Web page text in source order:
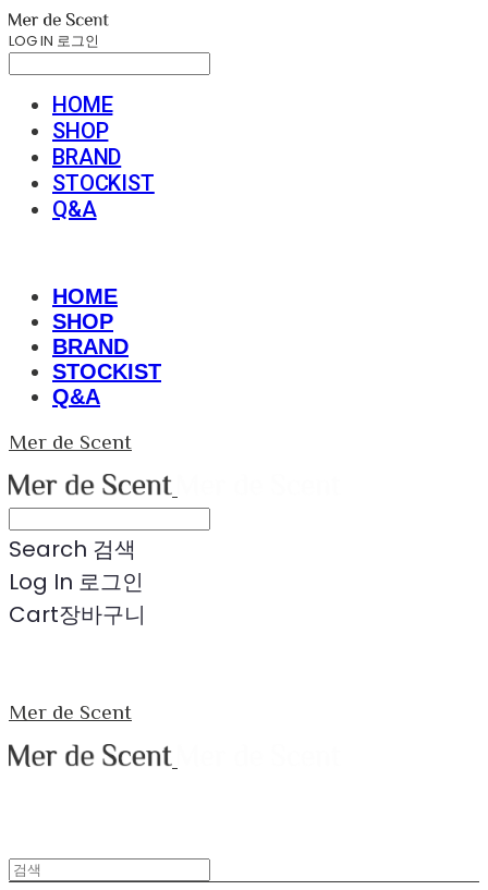
LOG IN 로그인
HOME
SHOP
BRAND
STOCKIST
Q&A
HOME
SHOP
BRAND
STOCKIST
Q&A
Mer de Scent
Search 검색
Log In 로그인
Cart장바구니
Mer de Scent